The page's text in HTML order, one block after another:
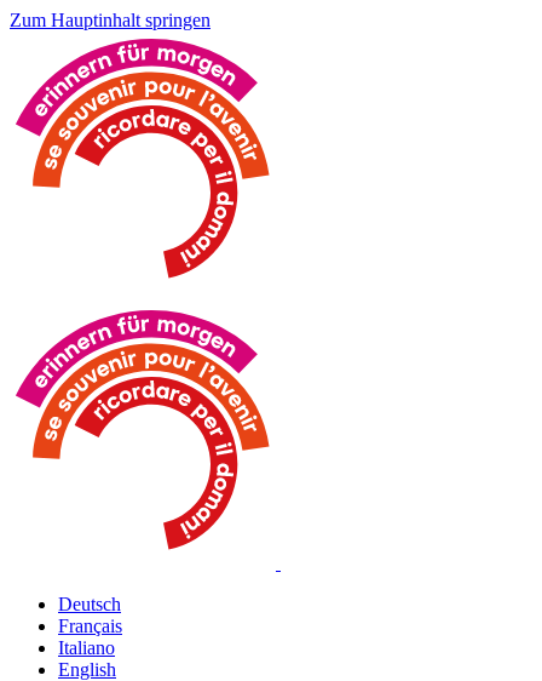
Zum Hauptinhalt springen
Deutsch
Français
Italiano
English